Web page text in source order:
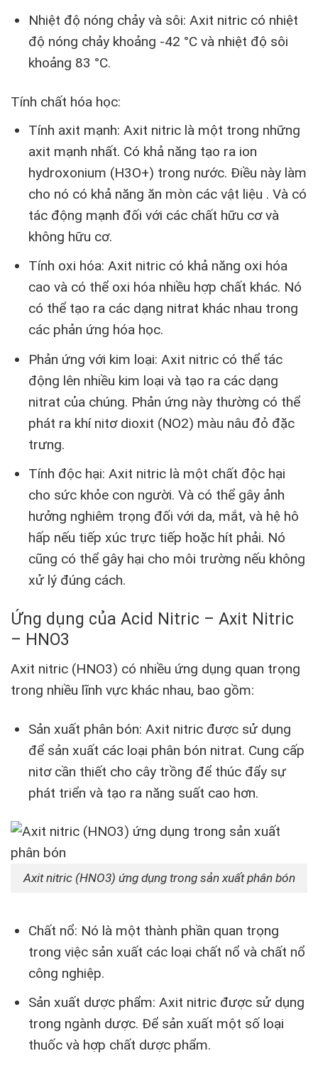
Nhiệt độ nóng chảy và sôi: Axit nitric có nhiệt
độ nóng chảy khoảng -42 °C và nhiệt độ sôi
khoảng 83 °C.
Tính chất hóa học:
Tính axit mạnh: Axit nitric là một trong những
axit mạnh nhất. Có khả năng tạo ra ion
hydroxonium (H3O+) trong nước. Điều này làm
cho nó có khả năng ăn mòn các vật liệu . Và có
tác động mạnh đối với các chất hữu cơ và
không hữu cơ.
Tính oxi hóa: Axit nitric có khả năng oxi hóa
cao và có thể oxi hóa nhiều hợp chất khác. Nó
có thể tạo ra các dạng nitrat khác nhau trong
các phản ứng hóa học.
Phản ứng với kim loại: Axit nitric có thể tác
động lên nhiều kim loại và tạo ra các dạng
nitrat của chúng. Phản ứng này thường có thể
phát ra khí nitơ dioxit (NO2) màu nâu đỏ đặc
trưng.
Tính độc hại: Axit nitric là một chất độc hại
cho sức khỏe con người. Và có thể gây ảnh
hưởng nghiêm trọng đối với da, mắt, và hệ hô
hấp nếu tiếp xúc trực tiếp hoặc hít phải. Nó
cũng có thể gây hại cho môi trường nếu không
xử lý đúng cách.
Ứng dụng của Acid Nitric – Axit Nitric
– HNO3
Axit nitric (HNO3) có nhiều ứng dụng quan trọng
trong nhiều lĩnh vực khác nhau, bao gồm:
Sản xuất phân bón: Axit nitric được sử dụng
để sản xuất các loại phân bón nitrat. Cung cấp
nitơ cần thiết cho cây trồng để thúc đẩy sự
phát triển và tạo ra năng suất cao hơn.
Axit nitric (HNO3) ứng dụng trong sản xuất phân bón
Chất nổ: Nó là một thành phần quan trọng
trong việc sản xuất các loại chất nổ và chất nổ
công nghiệp.
Sản xuất dược phẩm: Axit nitric được sử dụng
trong ngành dược. Để sản xuất một số loại
thuốc và hợp chất dược phẩm.